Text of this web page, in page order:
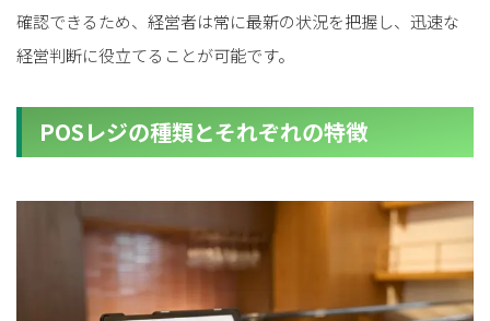
確認できるため、経営者は常に最新の状況を把握し、迅速な
経営判断に役立てることが可能です。
POSレジの種類とそれぞれの特徴